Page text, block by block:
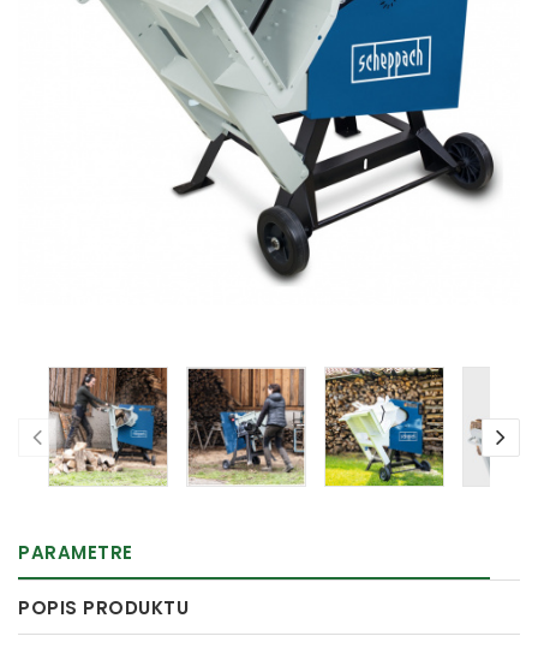
PARAMETRE
POPIS PRODUKTU